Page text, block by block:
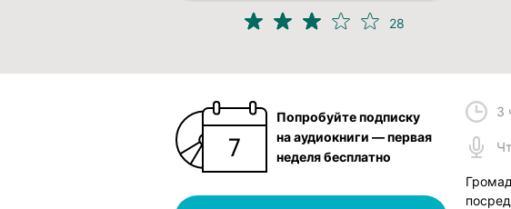
28
Попробуйте подписку
на аудиокниги — первая
неделя бесплатно
3